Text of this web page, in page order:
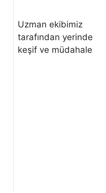
Uzman ekibimiz
tarafından yerinde
keşif ve müdahale